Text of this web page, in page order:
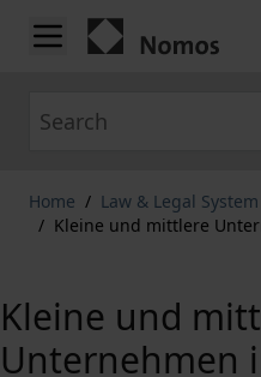
Skip to Content
Home / Law & Legal System
/ Kleine und mittlere
Kleine und
Unternehmen